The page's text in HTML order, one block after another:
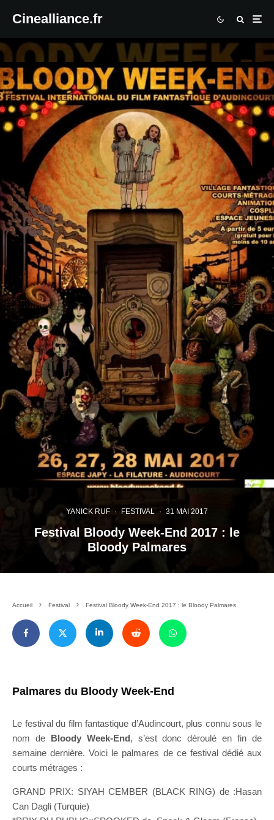
Cinealliance.fr
YANICK RUF · FESTIVAL · 31 MAI 2017
Festival Bloody Week-End 2017 : le
Bloody Palmares
Accueil Festival Festival Bloody Week-End 2017 : le Bloody Palmares
Palmares du Bloody Week-End
Le festival du film fantastique d’Audincourt, plus connu sous le
nom de Bloody Week-End, s’est donc déroulé en fin de
semaine dernière. Voici le palmares de ce festival dédié aux
courts métrages :
GRAND PRIX: SIYAH CEMBER (BLACK RING) de :Hasan
Can Dagli (Turquie)